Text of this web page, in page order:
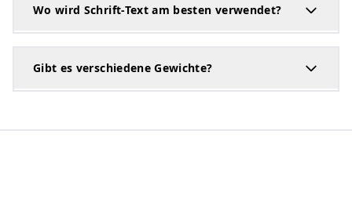
Wo wird Schrift-Text am besten verwendet?
Gibt es verschiedene Gewichte?